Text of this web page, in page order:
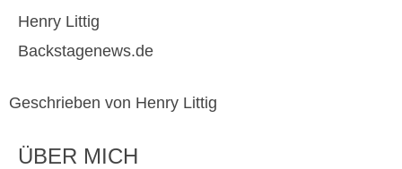
Henry Littig
Backstagenews.de
Geschrieben von Henry Littig
ÜBER MICH